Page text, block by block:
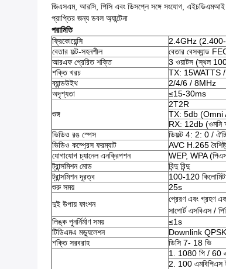
জিএসএম, আরসি, পিসি এবং ডিসপ্লে সঙ্গে সংযোগ,
প্রাপ্তির জন্য ডবল অ্যান্টেনা
পরামিতি
ফ্রিকোয়েন্সি
2.4GHz
বেতার ফল্ট-সহনশীল
বেতার বেসব্যান্ড
আরএফ প্রেরিত শক্তি
3 ওয়াটস (স্থল
শক্তি খরচ
TX: 15WATTS
ব্যান্ডউইথ
2/4/6 / 8MHz
অদৃশ্যতা
≤15-30ms
শুঙ্গ
2T2R
TX: 5db (Omni
RX: 12db (ওমনি
ভিডিও রঙ স্পেস
ডিফল্ট 4: 2: 0 /
ভিডিও কম্প্রেস ফরম্যাট
AVC H.265
যোগাযোগ চ্যানেল এনক্রিপশন
WEP, WPA
ট্রান্সমিশন মোড
বিন্দু বিন্দু
ট্রান্সমিশন দূরত্ব
100-120
শুরু সময়
25s
দুই উপায় ফাংশন
প্রেরণ এবং গ্রহণ এক
সাপোর্ট এসবিএস /
লিঙ্ক পুনর্নির্মাণ সময়
≤1s
টিডিএমএ মড্যুলেশন
Downlink
শক্তি সরবরাহ
ডিসি 7- 18 ভি
1. 1080 পি / 60
2. 100 এমবিপিএস